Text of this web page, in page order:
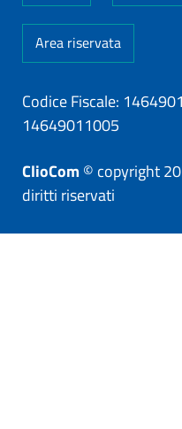
Area riservata
Codice Fiscale:
14649011005
ClioCom © copyright
diritti riservati